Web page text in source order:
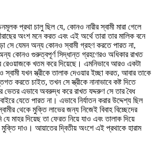
প্রথা চালু ছিল যে, কোনও নারীর স্বামী মারা গেলে
অংশ মনে করত এবং এই অর্থে তারা তার মালিক বনে
সে যেমন অন্য কোনও স্বামী গ্রহণ করতে পারত না,
কোনও গুরুত্বপূর্ণ সিদ্ধান্ত গ্রহণেরও অধিকার রাখত
খতম করে দিয়েছে। এমনিভাবে আরও একটা
যখন স্ত্রীকে তালাক দেওয়ার ইচ্ছা করত, আবার তাকে
করতে চাইত, তখন সে স্ত্রীকে নানাভাবে কষ্ট দিতে
ভেতর এভাবে অবরুদ্ধ করে রাখত যদ্দরুণ সে তার বৈধ
যেতে পারত না। এভাবে নির্যাতন করার উদ্দেশ্য ছিল
থেকে মুক্তি লাভের জন্য নিজেই বিবাহ বিচ্ছেদের
মাহর দিয়েছ তা ফেরত নিয়ে যাও এবং তালাক দিয়ে
দাও। আয়াতের দ্বিতীয় অংশে এই প্রথাকে হারাম